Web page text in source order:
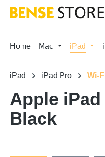
Hauptinhalt springen
Zur Suche springen
Zur Hauptnavigation
Home Mac iPad
iPad iPad Pro Wi-
Apple iPad
Black